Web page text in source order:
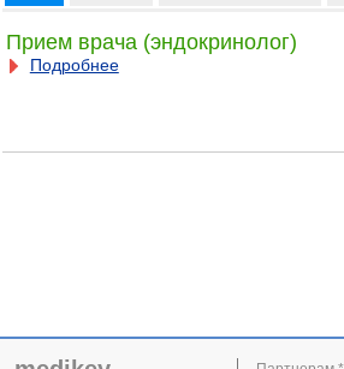
Прием врача (эндокринолог)
Подробнее